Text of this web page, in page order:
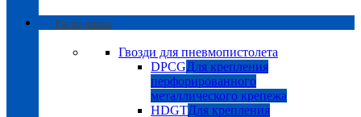
Расходники
Гвозди для пневмопистолета
DPCGДля крепления
перфорированного
металлического крепежа
HDGTДля крепления